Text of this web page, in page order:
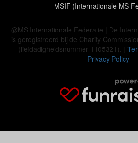
MSIF (Internationale MS
@MS Internationale Federatie | De
is geregistreerd bij de Charity
(liefdadigheidsnummer 1105321). |
Privacy Policy